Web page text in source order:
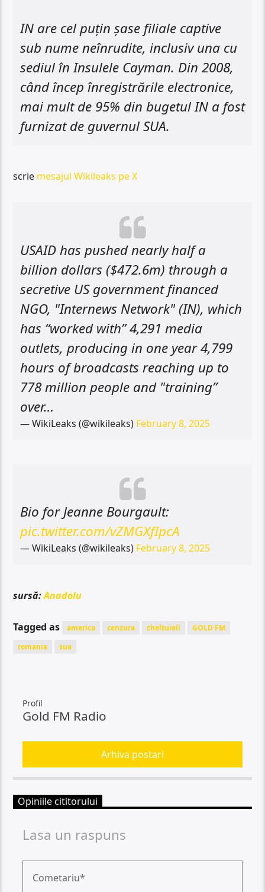
IN are cel puțin șase filiale captive
sub nume neînrudite, inclusiv una cu
sediul în Insulele Cayman. Din 2008,
când încep înregistrările electronice,
mai mult de 95% din bugetul IN a fost
furnizat de guvernul SUA.
scrie mesajul Wikileaks pe X
USAID has pushed nearly half a
billion dollars ($472.6m) through a
secretive US government financed
NGO, "Internews Network" (IN), which
has “worked with” 4,291 media
outlets, producing in one year 4,799
hours of broadcasts reaching up to
778 million people and "training”
over…
— WikiLeaks (@wikileaks) February 8, 2025
Bio for Jeanne Bourgault:
pic.twitter.com/vZMGXfIpcA
— WikiLeaks (@wikileaks) February 8, 2025
sursă:Anadolu
Tagged as america cenzura cheltuieli
GOLD FM
romania
sua
Profil
Gold FM Radio
Arhiva postari
Opiniile cititorului
Lasa un raspuns